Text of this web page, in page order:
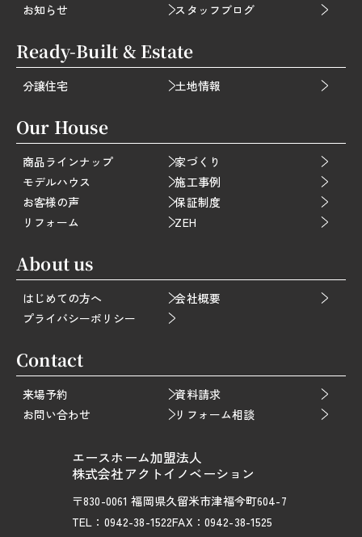
エースホーム加盟法人
株式会社アクトイノベーション
〒830-0061 福岡県久留米市津福今町604-7
TEL：0942-38-1522FAX：0942-38-1525
お知らせ スタッフブログ
Ready-Built & Estate
分譲住宅 土地情報
Contact
来場予約
資料請求
お問い合わせ
リフォーム相談
Our House
商品ラインナップ
家づくり
モデルハウス
施工事例
お客様の声
保証制度
リフォーム
ZEH
About us
はじめての方へ
会社概要
プライバシーポリシー